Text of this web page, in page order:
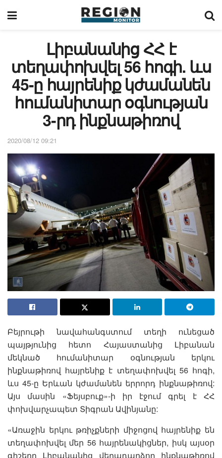
Լիբանանից ՀՀ է
տեղափոխվել 56 հոգի. ևս
45-ը հայրենիք կժամանեն
հումանիտար օգնության
3-րդ ինքնաթիռով
2020/08/12 09:21
Բեյրութի նավահանգստում տեղի ունեցած
պայթյունից հետո Հայաստանից Լիբանան
մեկնած հումանիտար օգնության երկու
ինքնաթիռով հայրենիք է տեղափոխվել 56 հոգի,
ևս 45-ը Երևան կժամանեն երրորդ ինքնաթիռով:
Այս մասին «Ֆեյսբուք»-ի իր էջում գրել է ՀՀ
փոխվարչապետ Տիգրան Ավինյանը:
«Առաջին երկու թռիչքների միջոցով հայրենիք են
տեղափոխվել մեր 56 հայրենակիցներ, իսկ այսօր
գիշերը Լիբանանից վերադարձող ինքնաթիռով